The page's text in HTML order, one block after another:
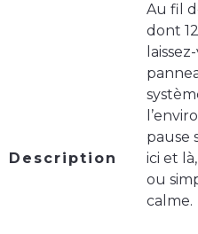
Description
Au fil
dont
pause
ici et
ou
calme.